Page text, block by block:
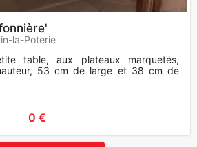
la-Poterie
table, aux plateaux marquetés,
53 cm de large et 38 cm de
0 €